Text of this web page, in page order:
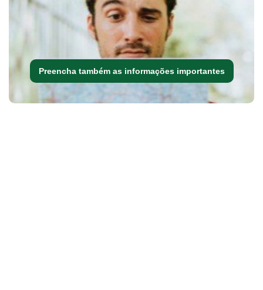
Preencha também as informações importantes